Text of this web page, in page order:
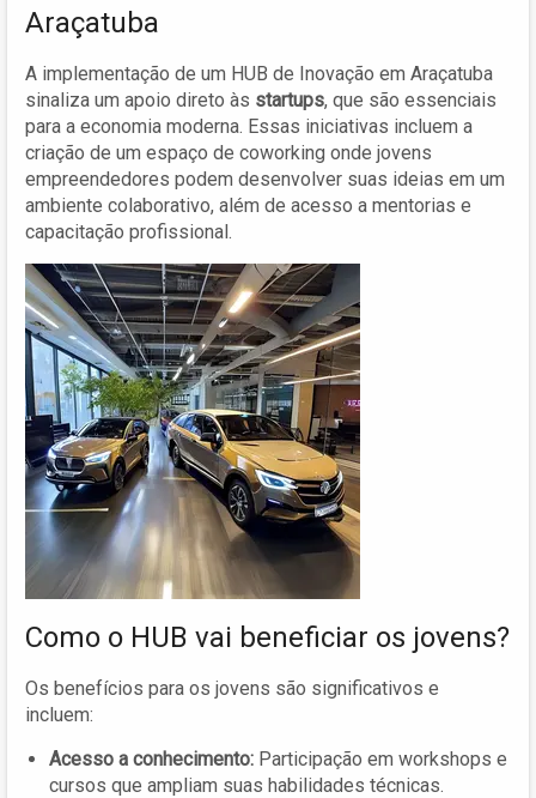
Araçatuba
A implementação de um HUB de Inovação em Araçatuba
sinaliza um apoio direto às startups, que são essenciais
para a economia moderna. Essas iniciativas incluem a
criação de um espaço de coworking onde jovens
empreendedores podem desenvolver suas ideias em um
ambiente colaborativo, além de acesso a mentorias e
capacitação profissional.
Como o HUB vai beneficiar os jovens?
Os benefícios para os jovens são significativos e
incluem:
Acesso a conhecimento: Participação em workshops e
cursos que ampliam suas habilidades técnicas.